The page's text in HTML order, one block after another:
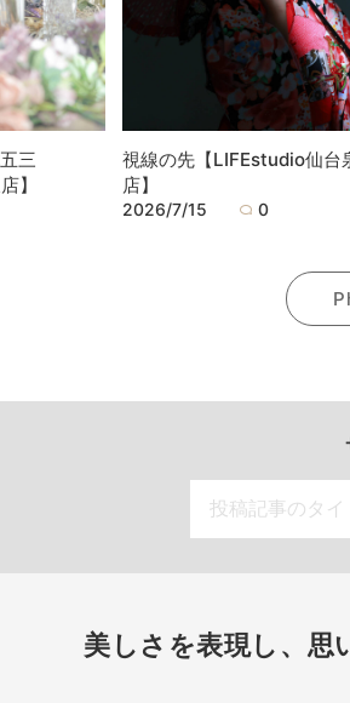
三
】
視線の先【LIFEstudio仙台
店】
2026/7/15 0
美しさを表現し、思